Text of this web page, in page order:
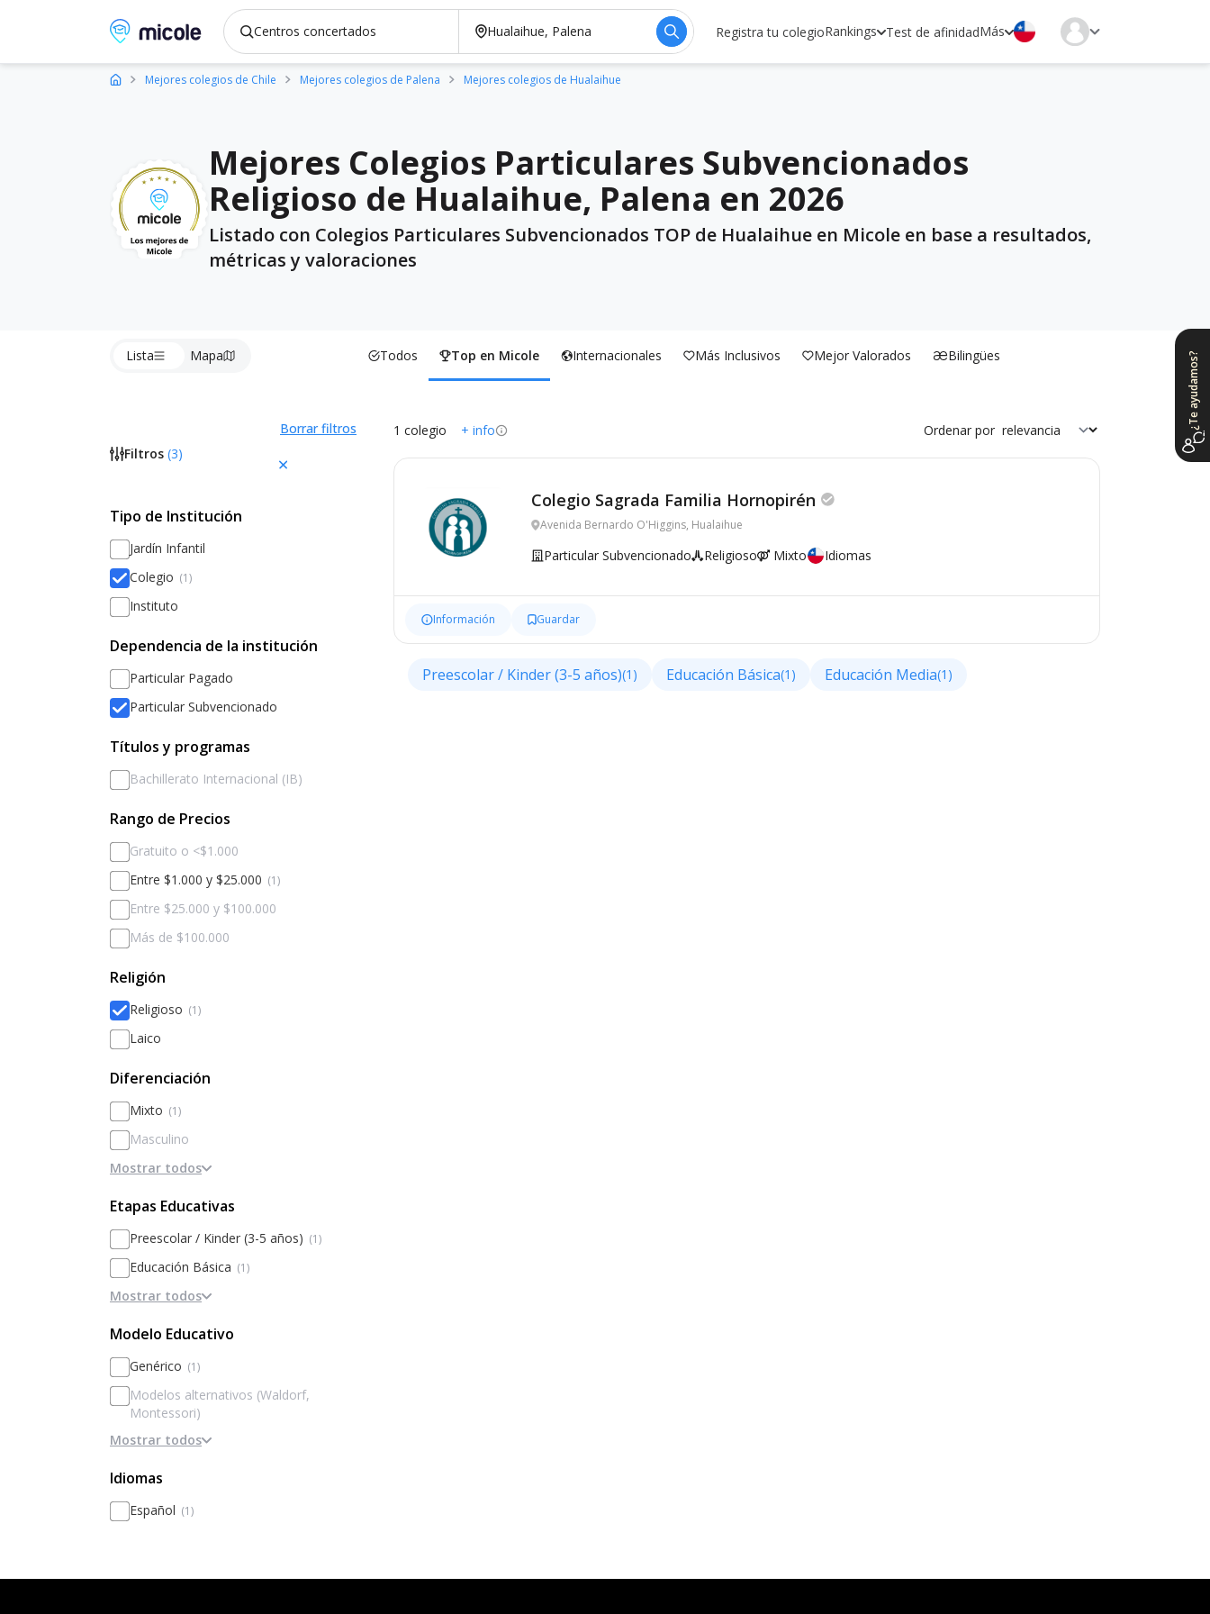
Micole, buscador de colegios Registra tu colegioRankings Test de afinidadMás
Mejores colegios de Chile Mejores colegios de Palena Mejores colegios de Hualaihue
Mejores Colegios Particulares Subvencionados
Religioso de Hualaihue, Palena en 2026
Listado con Colegios Particulares Subvencionados TOP de Hualaihue en Micole en base a resultados,
métricas y valoraciones
Lista Mapa Todos Top en Micole Internacionales Más Inclusivos Mejor Valorados Bilingües
Filtros (3)
Borrar filtros
Tipo de Institución
Jardín Infantil
Colegio (1)
Instituto
Dependencia de la institución
Particular Pagado
Particular Subvencionado
Títulos y programas
Bachillerato Internacional (IB)
Rango de Precios
Gratuito o <$1.000
Entre $1.000 y $25.000 (1)
Entre $25.000 y $100.000
Más de $100.000
Religión
Religioso (1)
Laico
Diferenciación
Mixto (1)
Masculino
Femenino
Diferenciado por sexos
Mostrar todos
Etapas Educativas
Preescolar / Kinder (3-5 años) (1)
Educación Básica (1)
Educación Media
Mostrar todos
Modelo Educativo
Genérico (1)
Modelos alternativos (Waldorf,
Montessori)
Basado en la disciplina / internados
Mostrar todos
Idiomas
Español (1)
1 colegio + info Ordenar por
Colegio Sagrada Familia Hornopirén
Avenida Bernardo O'Higgins, Hualaihue
Particular Subvencionado Religioso Mixto Idiomas
Información Guardar
Preescolar / Kinder (3-5 años)(1) Educación Básica(1) Educación Media(1)
¿Te ayudamos?